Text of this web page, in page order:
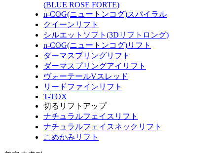
(BLUE ROSE FORTE)
n-COG(ニュートンコグ)スパイラル
クイーンリフト
シルエットソフト(3Dリフトロング)
n-COG(ニュートンコグ)リフト
ダーマスプリングリフト
ダーマスプリングアイリフト
ヴォーテールVスレッド
リードファインリフト
T-TOX
切るリフトアップ
ナチュラルフェイスリフト
ナチュラルフェイスネックリフト
こめかみリフト